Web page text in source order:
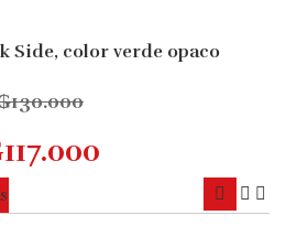
de
múltiples
Las
se
pueden
Side, color verde opaco
130.000
117.000
producto